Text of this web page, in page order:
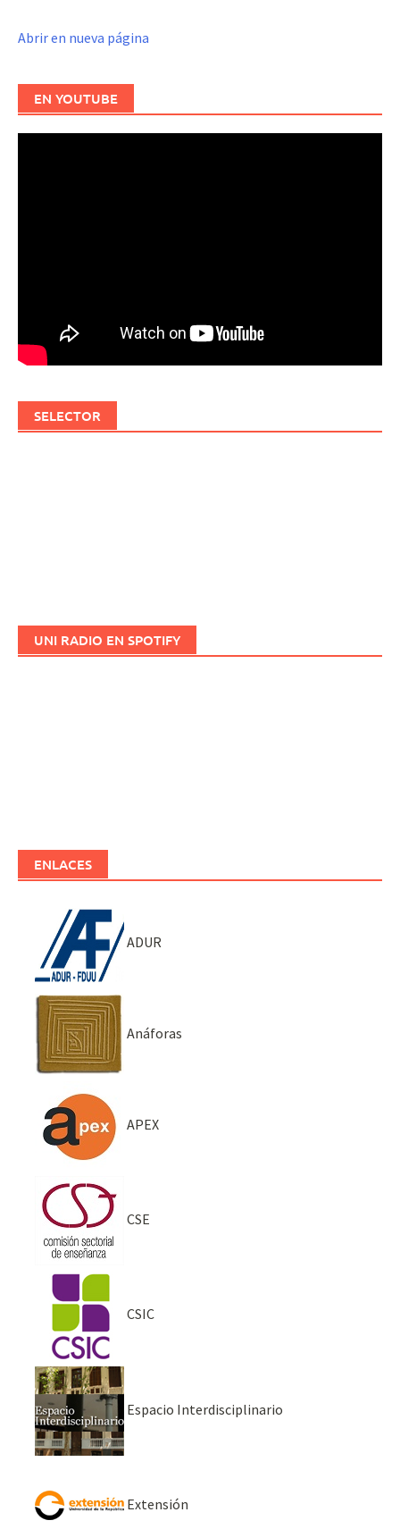
Abrir en nueva página
EN YOUTUBE
SELECTOR
UNI RADIO EN SPOTIFY
ENLACES
ADUR
Anáforas
APEX
CSE
CSIC
Espacio Interdisciplinario
Extensión